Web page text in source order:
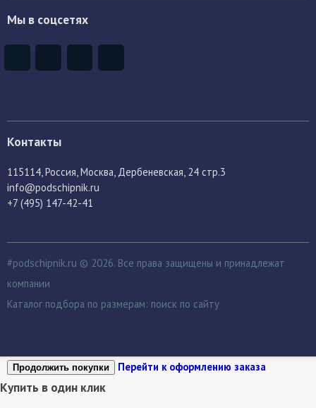
Мы в соцсетях
Контакты
115114 , Россия, Москва, Дербеневская, 24 стр.3
info@podschipnik.ru
+7 (495) 147-42-41
#podschipnik.ru © 2026. Все права защищены и принадлежат
компании
Каталог подбора по размерам: поиск по сайту
Продолжить покупки Перейти к оформлению заказа
Купить в один клик